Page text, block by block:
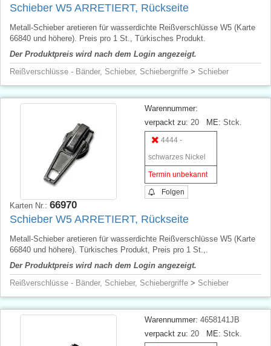
Schieber W5 ARRETIERT, Rückseite
Metall-Schieber aretieren für wasserdichte Reißverschlüsse W5 (Karte
66840 und höhere). Preis pro 1 St., Türkisches Produkt.
Der Produktpreis wird nach dem Login angezeigt.
Reißverschlüsse - Bänder, Schieber, Schiebergriffe > Schieber
Warennummer:
verpackt zu: 20 ME: Stck.
4444 -
schwarzes Nickel
Termin unbekannt
Folgen
Karten Nr.: 66970
Schieber W5 ARRETIERT, Rückseite
Metall-Schieber aretieren für wasserdichte Reißverschlüsse W5 (Karte
66840 und höhere). Türkisches Produkt, Preis pro 1 St.,.
Der Produktpreis wird nach dem Login angezeigt.
Reißverschlüsse - Bänder, Schieber, Schiebergriffe > Schieber
Warennummer: 4658141JB
verpackt zu: 20 ME: Stck.